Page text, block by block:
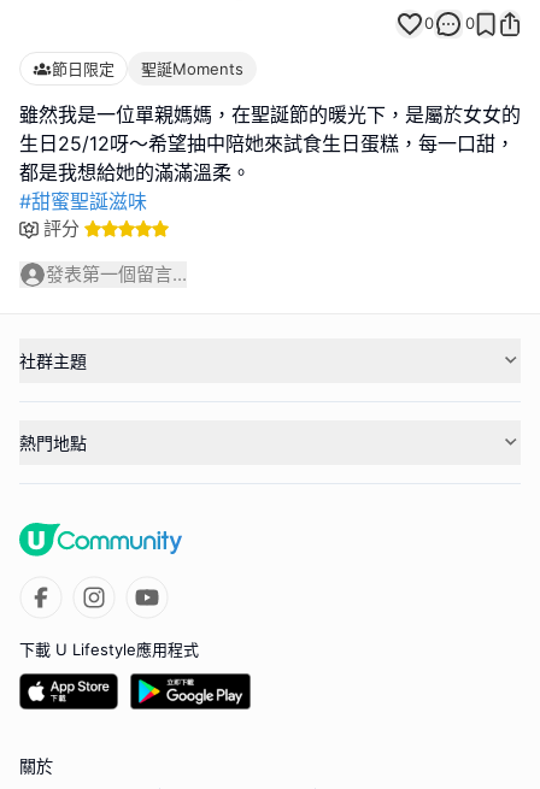
0 0
節日限定 聖誕Moments
雖然我是一位單親媽媽，在聖誕節的暖光下，是屬於女女的
生日25/12呀～希望抽中陪她來試食生日蛋糕，每一口甜，
#甜蜜聖誕滋味
評分
發表第一個留言...
社群主題
熱門地點
下載 U Lifestyle應用程式
關於